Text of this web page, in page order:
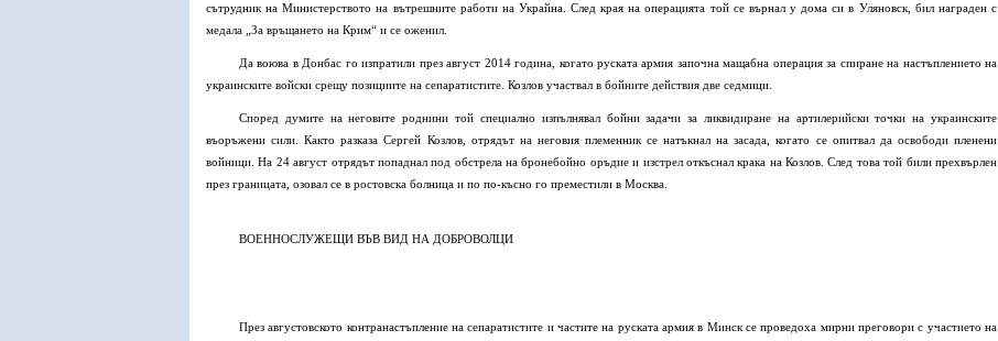
сътрудник на Министерството на вътрешните работи на Украйна. След края на операцията той се върнал у дома си в Уляновск, бил награден с
медала „За връщането на Крим“ и се оженил.
Да воюва в Донбас го изпратили през август 2014 година, когато руската армия започна мащабна операция за спиране на настъплението на
украинските войски срещу позициите на сепаратистите. Козлов участвал в бойните действия две седмици.
Според думите на неговите роднини той специално изпълнявал бойни задачи за ликвидиране на артилерийски точки на украинските
въоръжени сили. Както разказа Сергей Козлов, отрядът на неговия племенник се натъкнал на засада, когато се опитвал да освободи пленени
войници. На 24 август отрядът попаднал под обстрела на бронебойно оръдие и изстрел откъснал крака на Козлов. След това той били прехвърлен
през границата, озовал се в ростовска болница и по по-късно го преместили в Москва.
ВОЕННОСЛУЖЕЩИ ВЪВ ВИД НА ДОБРОВОЛЦИ
През августовското контранастъпление на сепаратистите и частите на руската армия в Минск се проведоха мирни преговори с участието на